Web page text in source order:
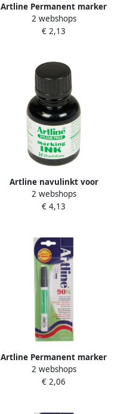
Artline Permanent marker
700 blauw (op blister)
2 webshops
€ 2,13
Artline navulinkt voor
permanent markers zwart
2 webshops
€ 4,13
Artline Permanent marker
90 zwart (op blister)
2 webshops
€ 2,06